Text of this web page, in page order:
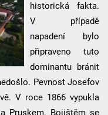
historická fakta.
V případě
napadení bylo
připraveno tuto
dominantu bránit
Pevnost Josefov
V roce 1866 vypukla